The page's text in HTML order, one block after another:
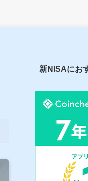
新NISAにお